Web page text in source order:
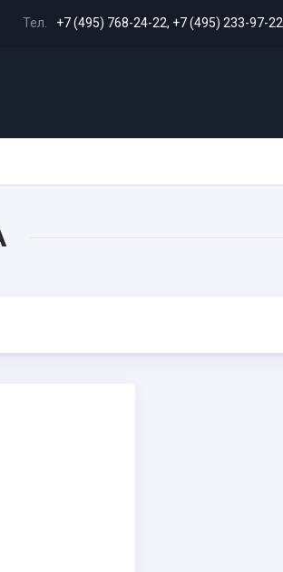
Тел. +7 (495) 768-24-22, +7 (495) 233-97-22